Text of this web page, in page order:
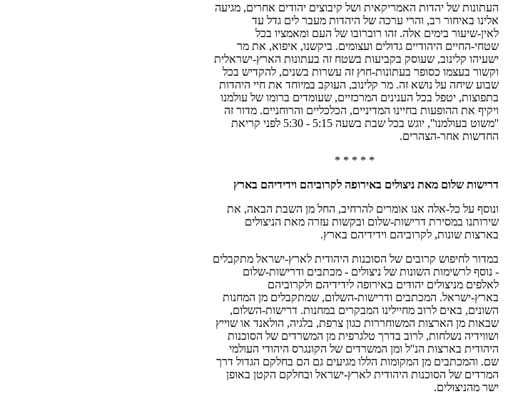
העתונות של יהדות האמריקאית ושל קיבוצים יהודים אחרים, מגיעה
אלינו באיחור רב, והרי ערכה של היהדות מעבר לים גדל עד
לאין-שיעור בימים אלה. זהו רוברובו של העם ומאמציו בכל
שטחי-החיים היהודיים גדולים ועצומים. ביקשנו, איפוא, את מר
ישעיהו קלינוב, שעוסק בקביעות בשטח זה בעתונות הארץ-ישראלית
וקשור בעצמו כסופר בעתונות-חוץ זה עשרות בשנים, להקדיש בכל
שבוע שיחה על נושא זה. מר קלינוב, העוקב במיוחד את חיי היהדות
בתפוצות, יטפל בכל הענינים המרכזיים, שעומדים ברומו של עולמנו
ויקיף את ההופעות בחיינו המדיניים, הכלכליים והרוחניים. מדור זה
''משוט בעולמנו'', יוגש בכל שבת בשעה 5:15 - 5:30 לפני קריאת
החדשות אחר-הצהרים.
* * * * *
דרישות שלום מאת ניצולים באירופה לקרוביהם וידידיהם בארץ
ונוסף על כל-אלה אנו אומרים להרחיב, החל מן השבת הבאה, את
שירותנו במסירת דרישות-שלום ובקשות עזרה מאת הניצולים
בארצות שונות, לקרוביהם וידידיהם בארץ.
במדור לחיפוש קרובים של הסוכנות היהודית לארץ-ישראל מתקבלים
- נוסף לרשימות השונות של ניצולים - מכתבים ודרישות-שלום
לאלפים מניצולים יהודים באירופה לידידיהם ולקרוביהם
בארץ-ישראל. המכתבים ודרישות-השלום, שמתקבלים מן המחנות
השונים, באים לרוב מחיילינו המבקרים במחנות. דרישות-השלום,
שבאות מן הארצות המשוחררות כגון צרפת, בלגיה, הולאנד או שוייץ
ושווידיה נשלחות, לרוב בדרך טלגרפית מן המשרדים של הסוכנות
היהודית בארצות הנ''ל ומן המשרדים של הקונגרס היהודי העולמי
שם. והמכתבים מן המקומות הללו מגיעים גם הם בחלקם הגדול דרך
המרדים של הסוכנות היהודית לארץ-ישראל ובחלקם הקטן באופן
ישר מהניצולים.